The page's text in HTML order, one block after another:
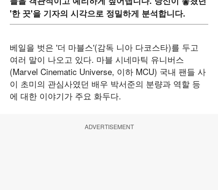
'한 끗'을 기자의 시각으로 정밀하게 분석합니다.
베일을 벗은 '더 마블스'(감독 니아 다코스타)를 두고
여러 말이 나오고 있다. 마블 시네마틱 유니버스
(Marvel Cinematic Universe, 이하 MCU) 국내 팬들 사
이 초미의 관심사였던 배우 박서준의 분량과 역할 등
에 대한 이야기가 주요 화두다.
ADVERTISEMENT